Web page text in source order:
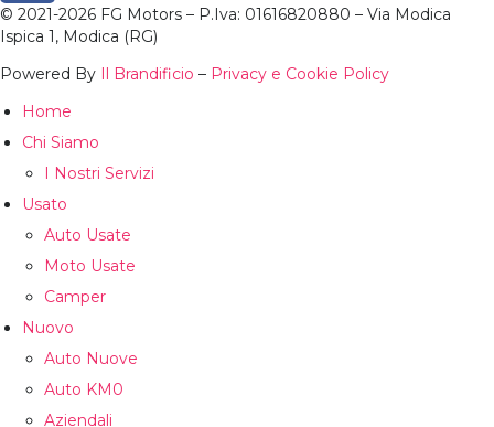
© 2021-2026 FG Motors – P.Iva: 01616820880 – Via Modica
Ispica 1, Modica (RG)
Powered By Il Brandificio – Privacy e Cookie Policy
Home
Chi Siamo
I Nostri Servizi
Usato
Auto Usate
Moto Usate
Camper
Nuovo
Auto Nuove
Auto KM0
Aziendali